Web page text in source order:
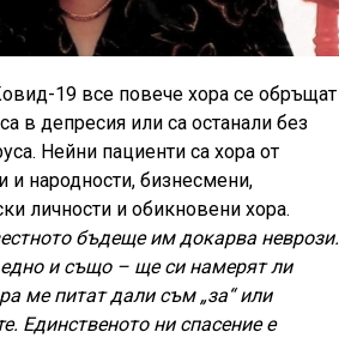
19 все повече хора се обръщат
в депресия или са останали без
Нейни пациенти са хора от
и народности, бизнесмени,
личности и обикновени хора.
бъдеще им докарва неврози.
и също – ще си намерят ли
ме питат дали съм „за“ или
Единственото ни спасение е